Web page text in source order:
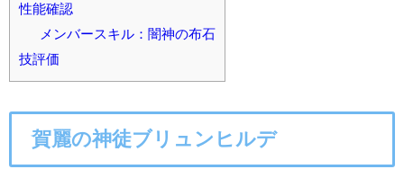
性能確認
メンバースキル：闇神の布石
技評価
賀麗の神徒ブリュンヒルデ